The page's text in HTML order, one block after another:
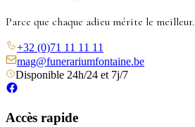
Parce que chaque adieu mérite le meilleur.
+32 (0)71 11 11 11
mag@funerariumfontaine.be
Disponible 24h/24 et 7j/7
Accès rapide